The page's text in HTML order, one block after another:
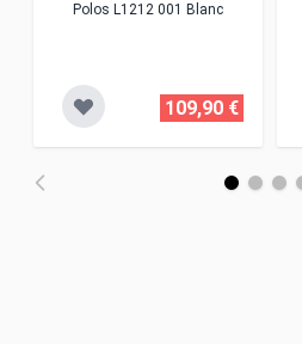
Polos L1212 001 Blanc
109,90 €